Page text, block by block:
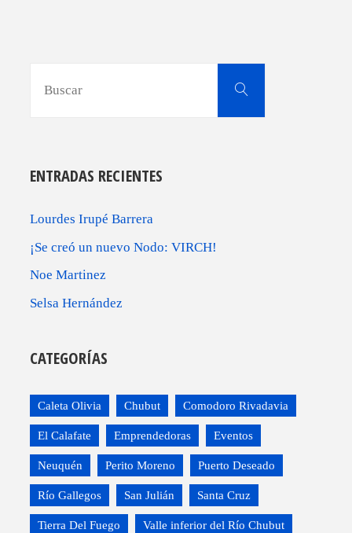
Buscar
ENTRADAS RECIENTES
Lourdes Irupé Barrera
¡Se creó un nuevo Nodo: VIRCH!
Noe Martinez
Selsa Hernández
CATEGORÍAS
Caleta Olivia Chubut Comodoro Rivadavia
El Calafate Emprendedoras Eventos
Neuquén Perito Moreno Puerto Deseado
Río Gallegos San Julián Santa Cruz
Tierra Del Fuego Valle inferior del Río Chubut